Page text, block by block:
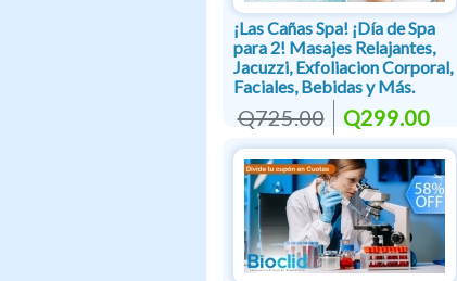
¡Las Cañas Spa! ¡Día de Spa
para 2! Masajes Relajantes,
Jacuzzi, Exfoliacion Corporal,
Faciales, Bebidas y Más.
Q725.00 Q299.00